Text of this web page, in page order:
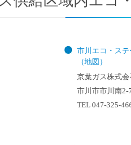
市川エコ・ス
（地図）
京葉ガス株式会
市川市市川南2-
TEL 047-325-